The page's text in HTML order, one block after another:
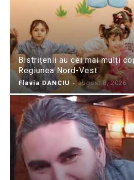
Bistrițenii au cei mai mulți
Regiunea Nord-Vest
Flavia DANCIU - august 8, 2026